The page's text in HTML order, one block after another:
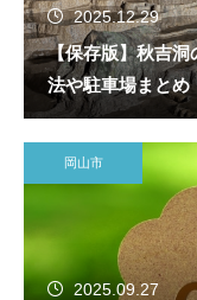
2025.12.29
【保存版】秋吉洞
法や駐車場まとめ
岡山市
2025.09.27